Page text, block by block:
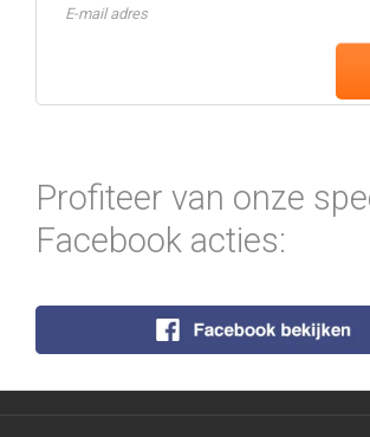
Profiteer van onze
Facebook acties: